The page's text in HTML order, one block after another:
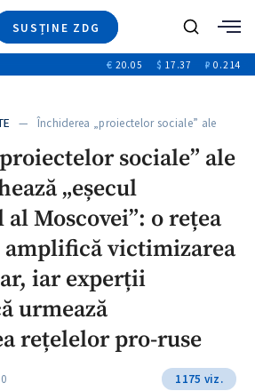
SUSȚINE ZDG
Ştiri
Video
Special
Blog
ZdGust
€ 20.05 $ 17.37 ₽ 0.214
— Închiderea „proiectelor sociale” ale
sociale” ale
„eșecul
Moscovei”: o rețea
victimizarea
iar experții
urmează
rețelelor pro-ruse
1175 viz.